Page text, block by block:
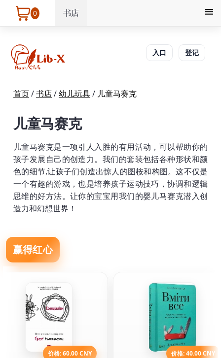
0 书店
入口 登记
首页/书店/幼儿玩具/ 儿童马赛克
儿童马赛克
儿童马赛克是一项引人入胜的有用活动，可以帮助你的
孩子发展自己的创造力。我们的套装包括各种形状和颜
色的细节,让孩子们创造出惊人的图桉和构图。这不仅是
一个有趣的游戏，也是培养孩子运动技巧，协调和逻辑
思维的好方法。让你的宝宝用我们的婴儿马赛克潜入创
造力和幻想世界！
赢得红心
价格: 60.00 CNY 价格: 40.00 CNY